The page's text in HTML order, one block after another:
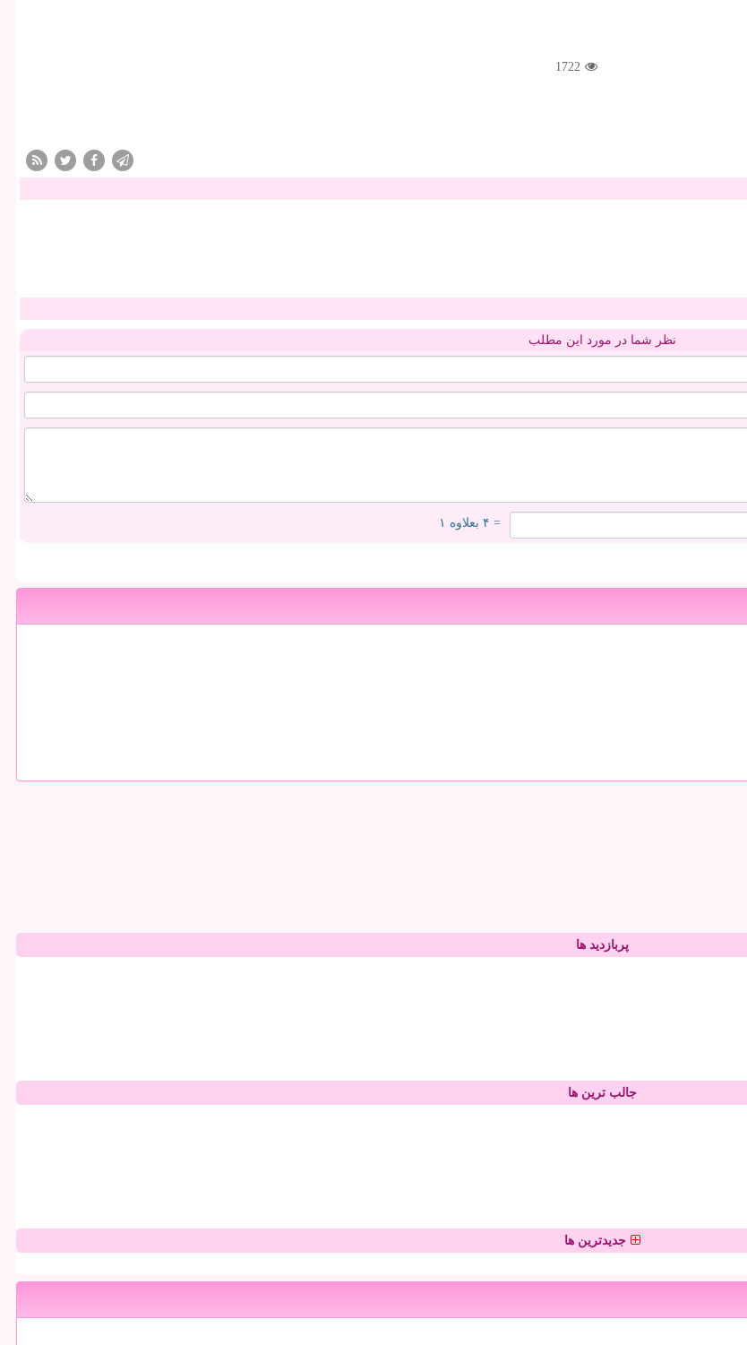
1722
نظر شما در مورد این مطلب
= ۴ بعلاوه ۱
پربازدید ها
جالب ترین ها
جدیدترین ها